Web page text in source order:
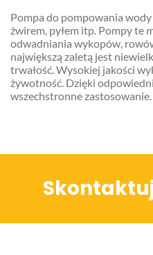
Pompa do pompowania
żwirem, pyłem itp. Pompy te
odwadniania wykopów,
największą zaletą jest
trwałość. Wysokiej jakości
żywotność. Dzięki
wszechstronne zastosowanie.